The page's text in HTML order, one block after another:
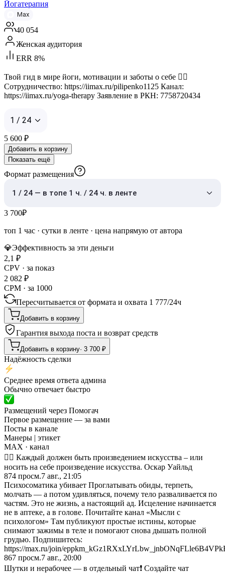
Йогатерапия
Max
40 054
Женская аудитория
ERR 8%
Твой гид в мире йоги, мотивации и заботы о себе 🧘‍♀️
Сотрудничество: https://iimax.ru/pilipenko1125 Канал:
https://iimax.ru/yoga-therapy Заявление в РКН: 7758720434
1 / 24
5 600 ₽
Добавить в корзину
Показать ещё
Формат размещения
1 / 24 — в топе 1 ч. / 24 ч. в ленте
3 700₽
топ 1 час · сутки в ленте · цена напрямую от автора
💎Эффективность за эти деньги
2,1 ₽
CPV · за показ
2 082 ₽
CPM · за 1000
Пересчитывается от формата и охвата 1 777/24ч
Добавить в корзину
Гарантия выхода поста и возврат средств
Добавить в корзину· 3 700 ₽
Надёжность сделки
Среднее время ответа админа
Обычно отвечает быстро
Размещений через Помогач
Первое размещение — за вами
Посты в канале
Манеры | этикет
MAX · канал
✍🏻 Каждый должен быть произведением искусства – или
носить на себе произведение искусства. Оскар Уайльд
874 просм.7 авг., 21:05
Психосоматика убивает Проглатывать обиды, терпеть,
молчать — а потом удивляться, почему тело разваливается по
частям. Это не жизнь, а настоящий ад. Исцеление начинается
не в аптеке, а в голове. Почитайте канал «Мысли с
психологом» Там публикуют простые истины, которые
снимают зажимы в теле и помогают снова дышать полной
грудью. Подпишитесь:
https://max.ru/join/
867 просм.7 авг., 20:00
Шутки и нерабочее — в отдельный чат❗️ Создайте чат